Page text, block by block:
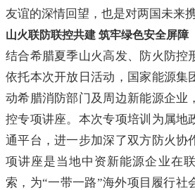
友谊的深情回望，也是对两国未来
山火联防联控共建 筑牢绿色安全屏障
结合希腊夏季山火高发、防火防控
依托本次开放日活动，国家能源集
动希腊消防部门及周边新能源企业
控专项讲座。本次专项培训为属地
通平台，进一步加深了双方防火协
项讲座是当地中资新能源企业在
索，为“一带一路”海外项目履行社